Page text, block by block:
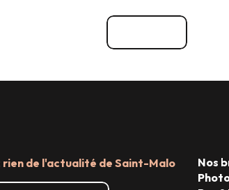
rien de l'actualité de Saint-Malo
Nos